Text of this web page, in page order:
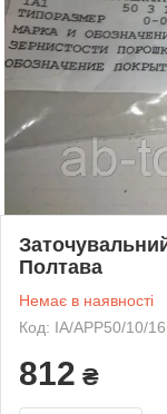
Полтава
Немає в наявності
Код: IA/APP50/10/
812 ₴